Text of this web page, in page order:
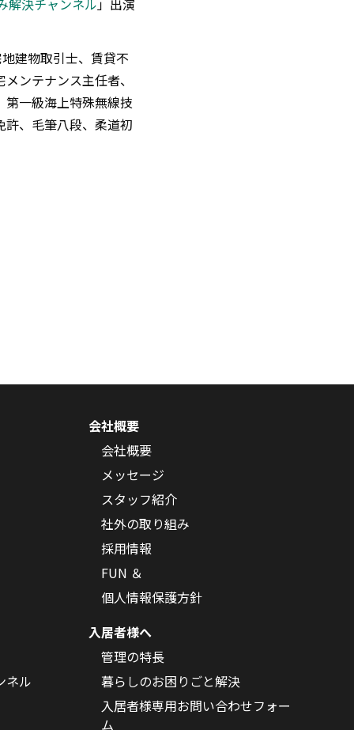
解決チャンネル」出演
建物取引士、賃貸不
ンテナンス主任者、
一級海上特殊無線技
、毛筆八段、柔道初
ネル
会社概要
会社概要
メッセージ
スタッフ紹介
社外の取り組み
採用情報
FUN ＆
個人情報保護方針
入居者様へ
管理の特長
暮らしのお困りごと解決
入居者様専用お問い合わせフォー
ム